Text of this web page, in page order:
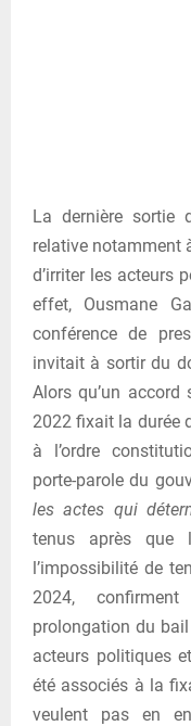
La dernière sortie
relative notamment
d’irriter les acteurs
effet, Ousmane
conférence de
invitait à sortir du
Alors qu’un accord
2022 fixait la durée
à l’ordre
porte-parole du
les actes qui
tenus après que
l’impossibilité de
2024,
prolongation du
acteurs politiques
été associés à la
veulent pas en